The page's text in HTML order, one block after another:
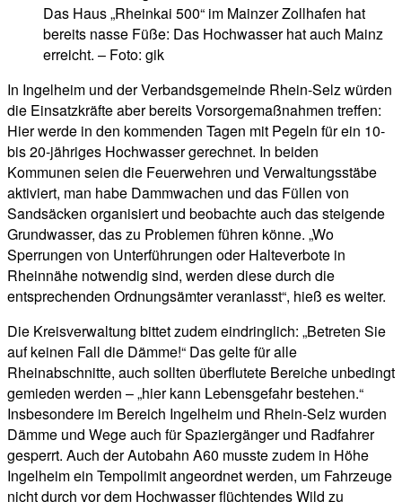
Das Haus „Rheinkai 500“ im Mainzer Zollhafen hat
bereits nasse Füße: Das Hochwasser hat auch Mainz
erreicht. – Foto: gik
In Ingelheim und der Verbandsgemeinde Rhein-Selz würden
die Einsatzkräfte aber bereits Vorsorgemaßnahmen treffen:
Hier werde in den kommenden Tagen mit Pegeln für ein 10-
bis 20-jähriges Hochwasser gerechnet. In beiden
Kommunen seien die Feuerwehren und Verwaltungsstäbe
aktiviert, man habe Dammwachen und das Füllen von
Sandsäcken organisiert und beobachte auch das steigende
Grundwasser, das zu Problemen führen könne. „Wo
Sperrungen von Unterführungen oder Halteverbote in
Rheinnähe notwendig sind, werden diese durch die
entsprechenden Ordnungsämter veranlasst“, hieß es weiter.
Die Kreisverwaltung bittet zudem eindringlich: „Betreten Sie
auf keinen Fall die Dämme!“ Das gelte für alle
Rheinabschnitte, auch sollten überflutete Bereiche unbedingt
gemieden werden – „hier kann Lebensgefahr bestehen.“
Insbesondere im Bereich Ingelheim und Rhein-Selz wurden
Dämme und Wege auch für Spaziergänger und Radfahrer
gesperrt. Auch der Autobahn A60 musste zudem in Höhe
Ingelheim ein Tempolimit angeordnet werden, um Fahrzeuge
nicht durch vor dem Hochwasser flüchtendes Wild zu